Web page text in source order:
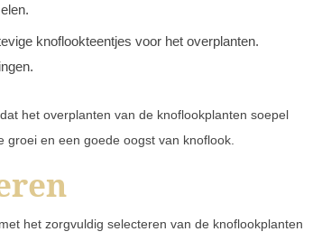
knoflookteentjes voor het overplanten.
het overplanten van de knoflookplanten soepel
groei en een goede oogst van knoflook.
het zorgvuldig selecteren van de knoflookplanten